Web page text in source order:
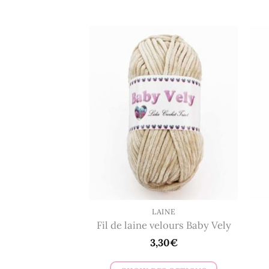
plusieurs
variations.
Les
options
peuvent
être
choisies
sur
la
page
du
produit
LAINE
Fil de laine velours Baby Vely
3,30€